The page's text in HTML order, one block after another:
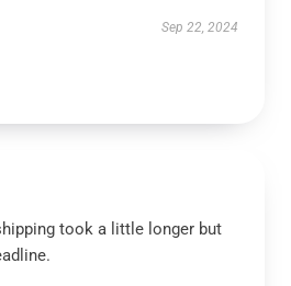
Sep 22, 2024
took a little longer but